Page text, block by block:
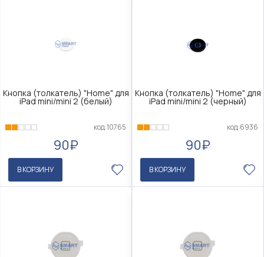
Кнопка (толкатель) "Home" для
iPad mini/mini 2 (белый)
код:10765
90₽
В КОРЗИНУ
Кнопка (толкатель) "Home" для
iPad mini/mini 2 (черный)
код:6936
90₽
В КОРЗИНУ